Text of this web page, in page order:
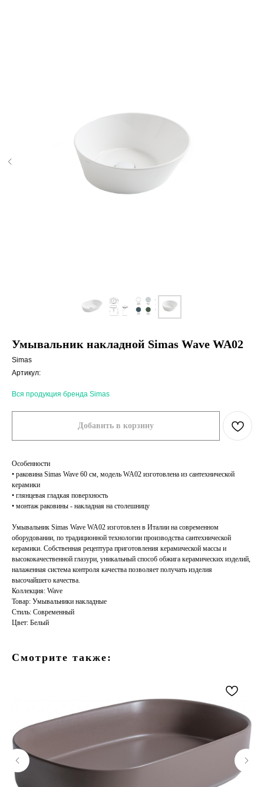
Умывальник накладной Simas Wave WA02
Simas
Артикул:
Вся продукция бренда Simas
Добавить в корзину
Особенности
• раковина Simas Wave 60 см, модель WA02 изготовлена из сантехнической
керамики
• глянцевая гладкая поверхность
• монтаж раковины - накладная на столешницу
Умывальник Simas Wave WA02 изготовлен в Италии на современном
оборудовании, по традиционной технологии производства сантехнической
керамики. Собственная рецептура приготовления керамической массы и
высококачественной глазури, уникальный способ обжига керамических изделий,
налаженная система контроля качества позволяет получать изделия
высочайшего качества.
Коллекция: Wave
Товар: Умывальники накладные
Стиль: Современный
Цвет: Белый
Смотрите также: